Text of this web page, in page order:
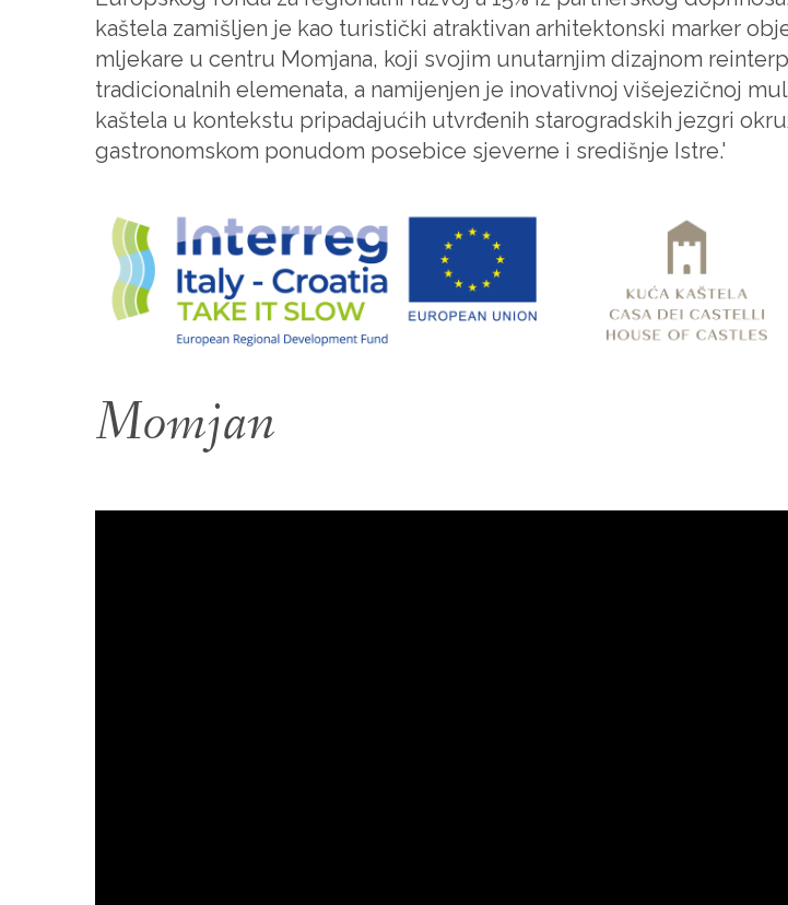
kaštela zamišljen je kao turistički atraktivan arhitektonski marker
mljekare u centru Momjana, koji svojim unutarnjim dizajnom
tradicionalnih elemenata, a namijenjen je inovativnoj višejezičnoj
kaštela u kontekstu pripadajućih utvrđenih starogradskih jezgri
gastronomskom ponudom posebice sjeverne i središnje Istre.'
Momjan